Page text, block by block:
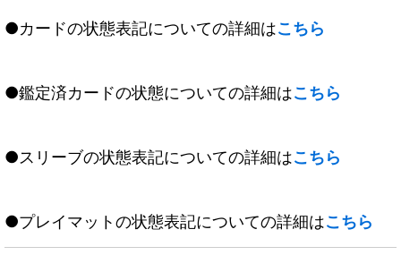
●カードの状態表記についての詳細はこちら
●鑑定済カードの状態についての詳細はこちら
●スリーブの状態表記についての詳細はこちら
●プレイマットの状態表記についての詳細はこちら